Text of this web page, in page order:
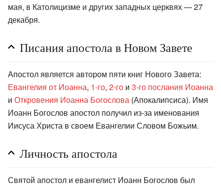
мая, в Католицизме и других западных церквях — 27
декабря.
Писания апостола в Новом Завете
Апостол является автором пяти книг Нового Завета:
Евангелия от Иоанна, 1-го, 2-го и 3-го послания Иоанна
и Откровения Иоанна Богослова (Апокалипсиса). Имя
Иоанн Богослов апостол получил из-за именования
Иисуса Христа в своем Евангелии Словом Божьим.
Личность апостола
Святой апостол и евангелист Иоанн Богослов был